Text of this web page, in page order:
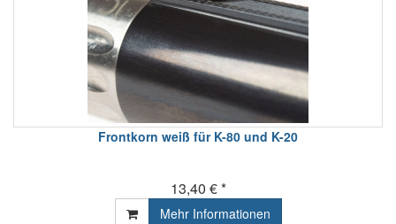
Frontkorn weiß für K-80 und K-20
13,40 € *
Mehr Informationen